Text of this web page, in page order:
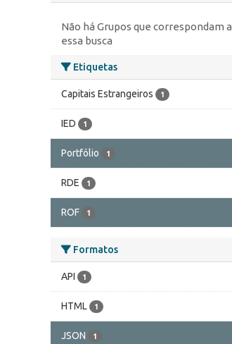
Não há Grupos que correspondam a
essa busca
Etiquetas
Capitais Estrangeiros 1
IED 1
Portfólio 1
RDE 1
ROF 1
Formatos
API 1
HTML 1
JSON 1